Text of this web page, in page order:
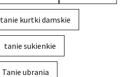
tanie kurtki damskie
tanie sukienkie
Tanie ubrania